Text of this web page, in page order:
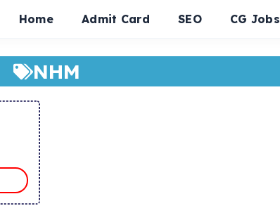
Home Admit Card SEO CG Jobs
NHM